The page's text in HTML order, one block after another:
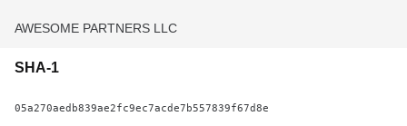
AWESOME PARTNERS LLC
SHA-1
05a270aedb839ae2fc9ec7acde7b557839f67d8e